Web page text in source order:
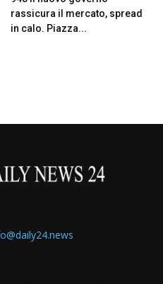
rassicura il mercato, spread
in calo. Piazza...